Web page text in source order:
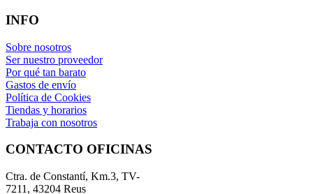
INFO
Sobre nosotros
Ser nuestro proveedor
Por qué tan barato
Gastos de envío
Política de Cookies
Tiendas y horarios
Trabaja con nosotros
CONTACTO OFICINAS
Ctra. de Constantí, Km.3, TV-
7211, 43204 Reus